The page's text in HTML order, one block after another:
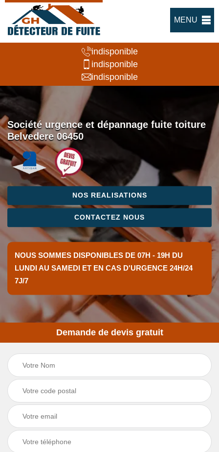
MENU
indisponible
indisponible
indisponible
Société urgence et dépannage fuite toiture
Belvedere 06450
NOS REALISATIONS
CONTACTEZ NOUS
NOUS SOMMES DISPONIBLES DE 07H - 19H DU
LUNDI AU SAMEDI ET EN CAS D'URGENCE 24H/24
7J/7
Demande de devis gratuit